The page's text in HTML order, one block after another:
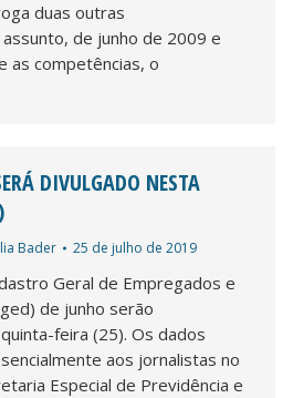
duas outras
de junho de 2009 e
as competências, o
DIVULGADO NESTA
Bader 25 de julho de 2019
Geral de Empregados e
de junho serão
feira (25). Os dados
aos jornalistas no
Especial de Previdência e